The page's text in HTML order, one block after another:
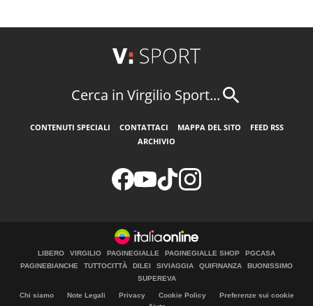
Cerca in Virgilio Sport...
CONTENUTI SPECIALI CONTATTACI MAPPA DEL SITO
FEED RSS
ARCHIVIO
LIBERO VIRGILIO PAGINEGIALLE PAGINEGIALLE SHOP
PGCASA
PAGINEBIANCHE
TUTTOCITTÀ DILEI SIVIAGGIA QUIFINANZA
BUONISSIMO
SUPEREVA
Chi siamo Note Legali Privacy Cookie Policy
Preferenze sui cookie